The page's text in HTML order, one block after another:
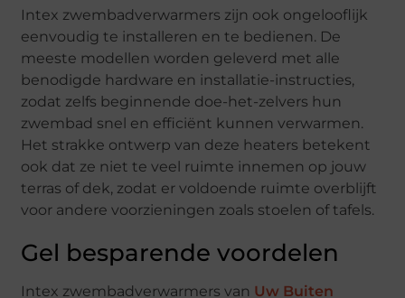
Intex zwembadverwarmers zijn ook ongelooflijk
eenvoudig te installeren en te bedienen. De
meeste modellen worden geleverd met alle
benodigde hardware en installatie-instructies,
zodat zelfs beginnende doe-het-zelvers hun
zwembad snel en efficiënt kunnen verwarmen.
Het strakke ontwerp van deze heaters betekent
ook dat ze niet te veel ruimte innemen op jouw
terras of dek, zodat er voldoende ruimte overblijft
voor andere voorzieningen zoals stoelen of tafels.
Gel besparende voordelen
Intex zwembadverwarmers van Uw Buiten